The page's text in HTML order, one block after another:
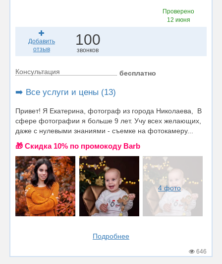
Проверено
12 июня
Добавить
отзыв
100
звонков
Консультация бесплатно
➡️ Все услуги и цены (13)
Привет! Я Екатерина, фотограф из города Николаева, В
сфере фотографии я больше 9 лет. Учу всех желающих,
даже с нулевыми знаниями - съемке на фотокамеру...
🎁 Cкидка 10% по промокоду Barb
4 фото
Подробнее
646